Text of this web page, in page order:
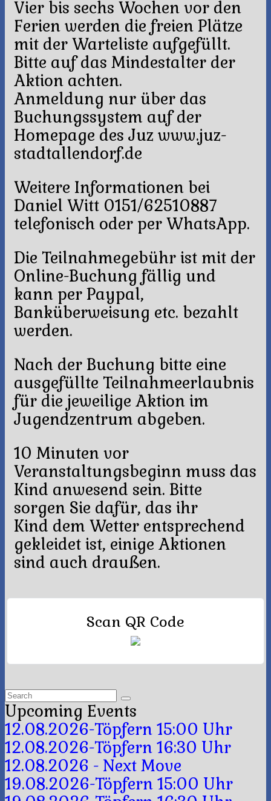
Vier bis sechs Wochen vor den
Ferien werden die freien Plätze
mit der Warteliste aufgefüllt.
Bitte auf das Mindestalter der
Aktion achten.
Anmeldung nur über das
Buchungssystem auf der
Homepage des Juz www.juz-
stadtallendorf.de
Weitere Informationen bei
Daniel Witt 0151/62510887
telefonisch oder per WhatsApp.
Die Teilnahmegebühr ist mit der
Online-Buchung fällig und
kann per Paypal,
Banküberweisung etc. bezahlt
werden.
Nach der Buchung bitte eine
ausgefüllte Teilnahmeerlaubnis
für die jeweilige Aktion im
Jugendzentrum abgeben.
10 Minuten vor
Veranstaltungsbeginn muss das
Kind anwesend sein. Bitte
sorgen Sie dafür, das ihr
Kind dem Wetter entsprechend
gekleidet ist, einige Aktionen
sind auch draußen.
Scan QR Code
Search
for:
Upcoming Events
12.08.2026-Töpfern 15:00 Uhr
12.08.2026-Töpfern 16:30 Uhr
12.08.2026 - Next Move
19.08.2026-Töpfern 15:00 Uhr